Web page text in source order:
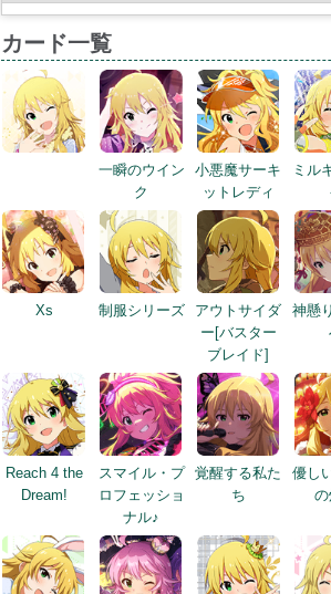
カード一覧
一瞬のウイン
ク
小悪魔サーキ
ットレディ
ミル
Xs 制服シリーズ
アウトサイダ
ー[バスター
ブレイド]
神懸
Reach 4 the
Dream!
スマイル・プ
ロフェッショ
ナル♪
覚醒する私た
ち
優し
の